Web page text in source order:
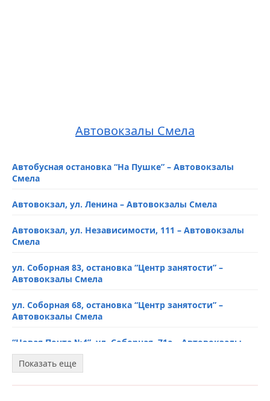
Автовокзалы Смела
Автобусная остановка “На Пушке” – Автовокзалы
Смела
Автовокзал, ул. Ленина – Автовокзалы Смела
Автовокзал, ул. Независимости, 111 – Автовокзалы
Смела
ул. Соборная 83, остановка “Центр занятости” –
Автовокзалы Смела
ул. Соборная 68, остановка “Центр занятости” –
Автовокзалы Смела
“Новая Почта №4”, ул. Соборная, 71а – Автовокзалы
Смела
Показать еще